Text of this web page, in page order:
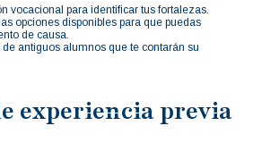
vocacional para identificar tus fortalezas.
opciones disponibles para que puedas
de causa.
antiguos alumnos que te contarán su
experiencia previa